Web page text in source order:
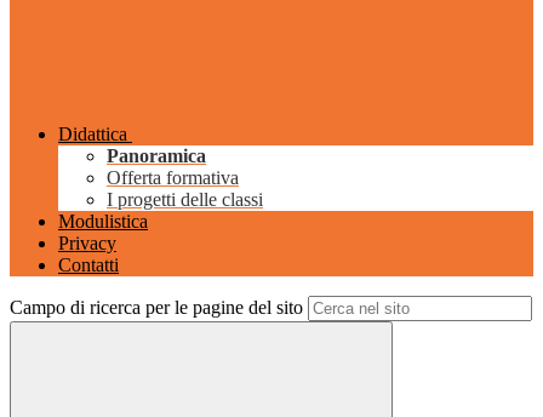
Didattica
Panoramica
Offerta formativa
I progetti delle classi
Modulistica
Privacy
Contatti
Campo di ricerca per le pagine del sito